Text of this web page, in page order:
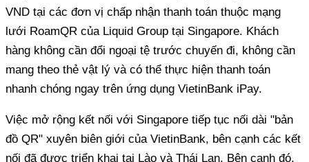
VND tại các đơn vị chấp nhận thanh toán thuộc mạng
lưới RoamQR của Liquid Group tại Singapore. Khách
hàng không cần đổi ngoại tệ trước chuyến đi, không cần
mang theo thẻ vật lý và có thể thực hiện thanh toán
nhanh chóng ngay trên ứng dụng VietinBank iPay.
Việc mở rộng kết nối với Singapore tiếp tục nối dài "bản
đồ QR" xuyên biên giới của VietinBank, bên cạnh các kết
nối đã được triển khai tại Lào và Thái Lan. Bên cạnh đó,